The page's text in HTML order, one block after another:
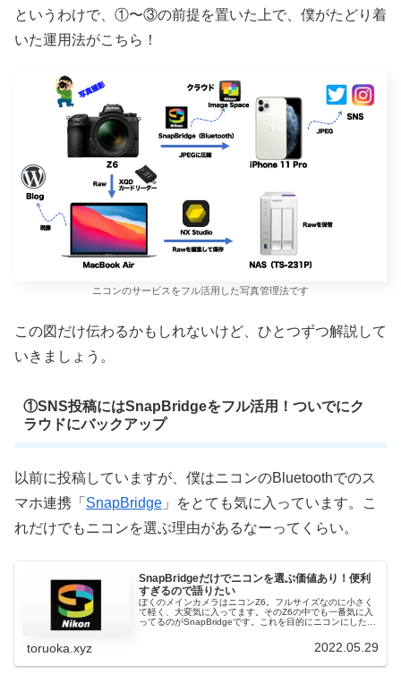
というわけで、①〜③の前提を置いた上で、僕がたどり着
いた運用法がこちら！
ニコンのサービスをフル活用した写真管理法です
この図だけ伝わるかもしれないけど、ひとつずつ解説して
いきましょう。
①SNS投稿にはSnapBridgeをフル活用！ついでにク
ラウドにバックアップ
以前に投稿していますが、僕はニコンのBluetoothでのス
マホ連携「 SnapBridge 」をとても気に入っています。こ
れだけでもニコンを選ぶ理由があるなーってくらい。
SnapBridgeだけでニコンを選ぶ価値あり！便利
すぎるので語りたい
ぼくのメインカメラはニコンZ6。フルサイズなのに小さく
て軽く、大変気に入ってます。そのZ6の中でも一番気に入
ってるのがSnapBridgeです。これを目的にニコンにしたと
toruoka.xyz 2022.05.29